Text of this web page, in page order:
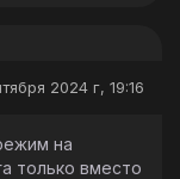
2024 г, 19:16
на
только вместо